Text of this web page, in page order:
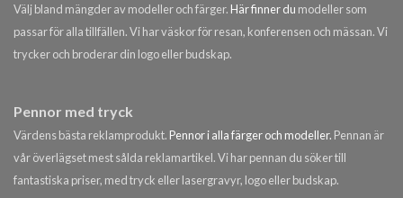
Välj bland mängder av modeller och färger. Här finner du modeller som
passar för alla tillfällen. Vi har väskor för resan, konferensen och mässan. Vi
trycker och broderar din logo eller budskap.
Pennor med tryck
Värdens bästa reklamprodukt. Pennor i alla färger och modeller. Pennan är
vår överlägset mest sålda reklamartikel. Vi har pennan du söker till
fantastiska priser, med tryck eller lasergravyr, logo eller budskap.